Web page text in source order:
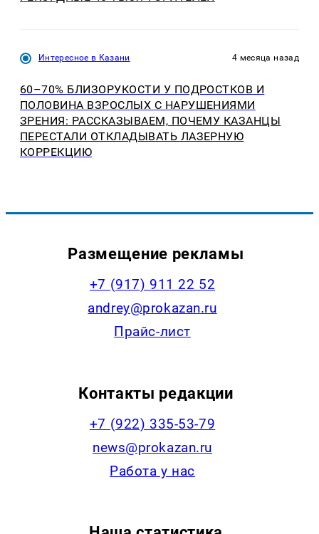
Интересное в Казани 4 месяца назад
60–70% БЛИЗОРУКОСТИ У ПОДРОСТКОВ И
ПОЛОВИНА ВЗРОСЛЫХ С НАРУШЕНИЯМИ
ЗРЕНИЯ: РАССКАЗЫВАЕМ, ПОЧЕМУ КАЗАНЦЫ
ПЕРЕСТАЛИ ОТКЛАДЫВАТЬ ЛАЗЕРНУЮ
КОРРЕКЦИЮ
Размещение рекламы
+7 (917) 911 22 52
andrey@prokazan.ru
Прайс-лист
Контакты редакции
+7 (922) 335-53-79
news@prokazan.ru
Работа у нас